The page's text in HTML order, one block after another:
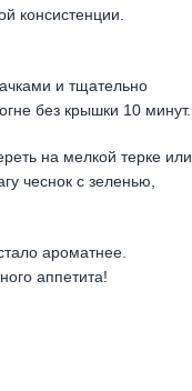
консистенции.
и тщательно
без крышки 10 минут.
на мелкой терке или
чеснок с зеленью,
ароматнее.
аппетита!